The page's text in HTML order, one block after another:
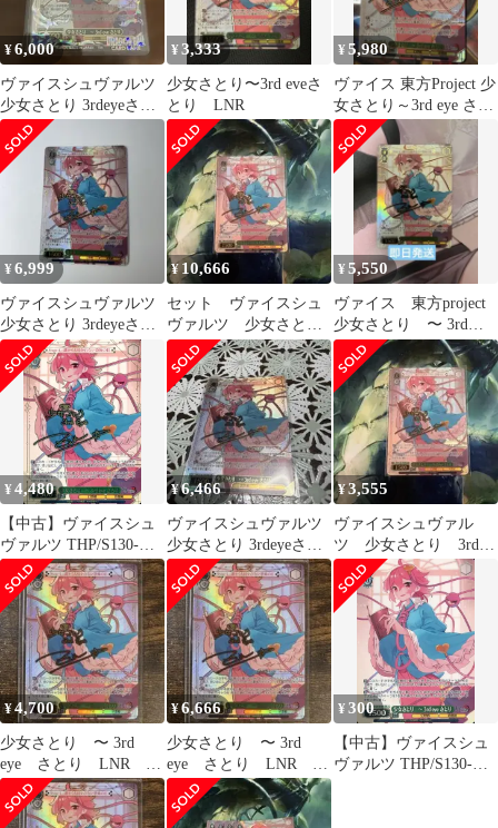
¥6,000
ヴァイスシュヴァルツ
少女さとり 3rdeyeさと
りLNR 東方Project
¥3,333
少女さとり〜3rd eveさ
とり LNR
¥5,980
ヴァイス 東方Project 少
女さとり～3rd eye さと
り LNR sp
¥6,999
ヴァイスシュヴァルツ
少女さとり 3rdeyeさと
りLNR 東方Project
¥ 10,666
セット ヴァイスシュ
ヴァルツ 少女さと
り 3rd eye さとり
LNR 3枚
¥5,550
ヴァイス 東方project
少女さとり 〜 3rd
eye さとり LNR
¥4,480
【中古】ヴァイスシュ
ヴァルツ THP/S130-
039LNR[LNR]：(ホロ)
少女さとり ～ 3rd eye
さとり(ZUN金箔押しサ
イン入り)
¥6,466
ヴァイスシュヴァルツ
少女さとり 3rdeyeさと
りLNR 東方Project
¥3,555
ヴァイスシュヴァル
ツ 少女さとり 3rd
eye さとり LNR サ
イン
¥4,700
少女さとり 〜 3rd
eye さとり LNR 東
方Project
¥6,666
少女さとり 〜 3rd
eye さとり LNR 東
方Project ②
¥300
【中古】ヴァイスシュ
ヴァルツ THP/S130-